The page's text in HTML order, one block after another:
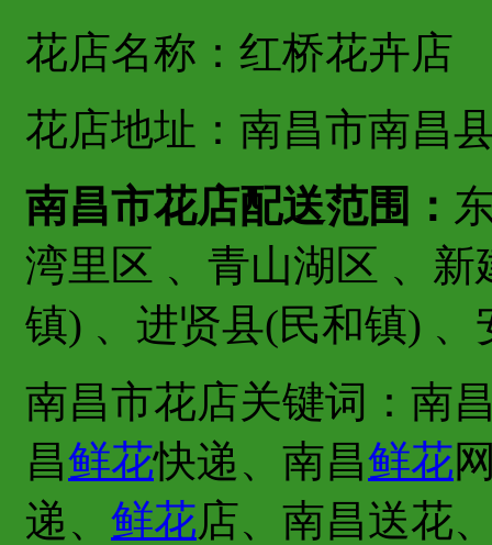
花店名称：红桥花卉店
花店地址：南昌市南昌
南昌市花店配送范围：
湾里区 、青山湖区 、
镇) 、进贤县(民和镇) 、
南昌市花店关键词：南
昌鲜花快递、南昌鲜花
递、 鲜花店、南昌送花